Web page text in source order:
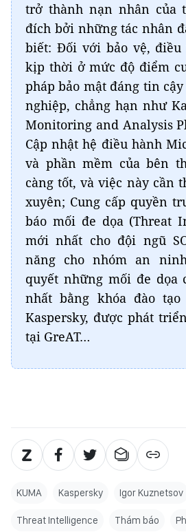
trở thành nạn nhân của
đích bởi những tác nhân
biết: Đối với bảo vệ,
kịp thời ở mức độ điểm
pháp bảo mật đáng tin
nghiệp, chẳng hạn như
Monitoring and Analysis
Cập nhật hệ điều hành
và phần mềm của bên
càng tốt, và việc này cần
xuyên; Cung cấp quyền
báo mối đe dọa (Threat
mới nhất cho đội ngũ
năng cho nhóm an
quyết những mối đe dọa
nhất bằng khóa đào
Kaspersky, được phát
tại GreAT…
KUMA Kaspersky Igor Kuznetsov
Threat Intelligence Thám báo